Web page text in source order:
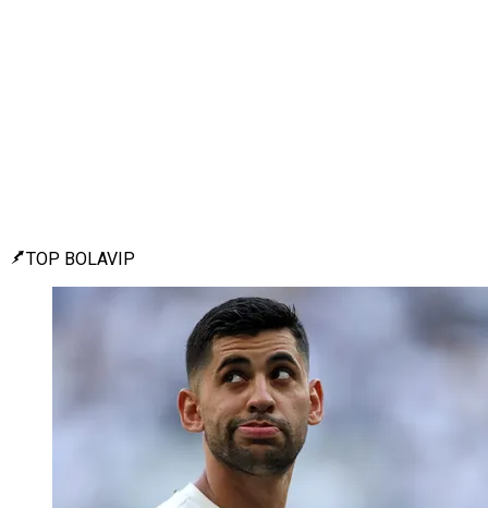
TOP BOLAVIP